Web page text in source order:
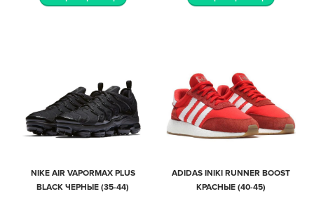
NIKE AIR VAPORMAX PLUS
BLACK ЧЕРНЫЕ (35-44)
ADIDAS INIKI RUNNER BOOST
КРАСНЫЕ (40-45)